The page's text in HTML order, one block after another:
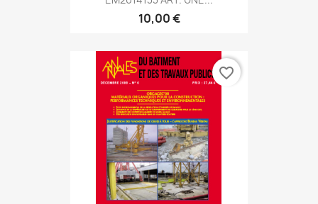
10,00 €
favorite_border